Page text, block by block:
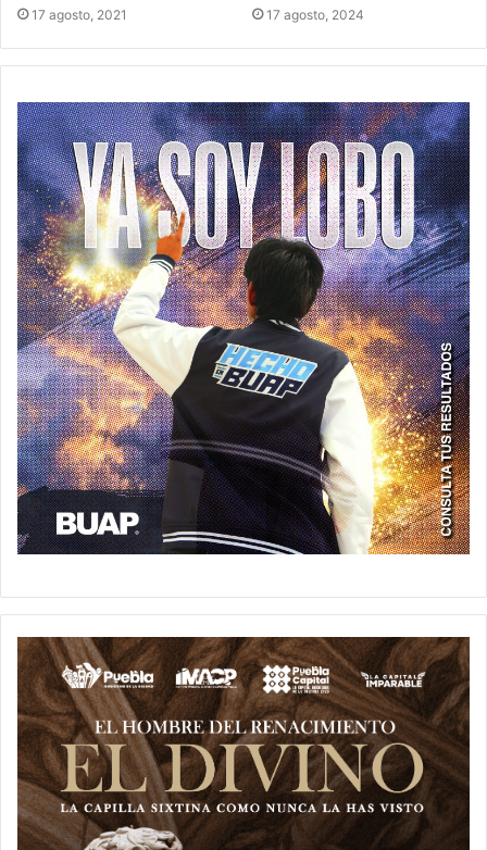
17 agosto, 2021 17 agosto, 2024